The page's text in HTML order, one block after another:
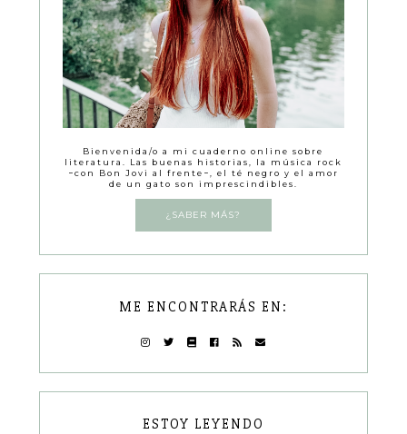
Bienvenida/o a mi cuaderno online sobre
literatura. Las buenas historias, la música rock
−con Bon Jovi al frente−, el té negro y el amor
de un gato son imprescindibles.
¿SABER MÁS?
ME ENCONTRARÁS EN:
ESTOY LEYENDO